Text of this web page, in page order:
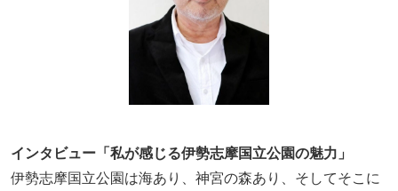
インタビュー「私が感じる伊勢志摩国立公園の魅力」
伊勢志摩国立公園は海あり、神宮の森あり、そしてそこに